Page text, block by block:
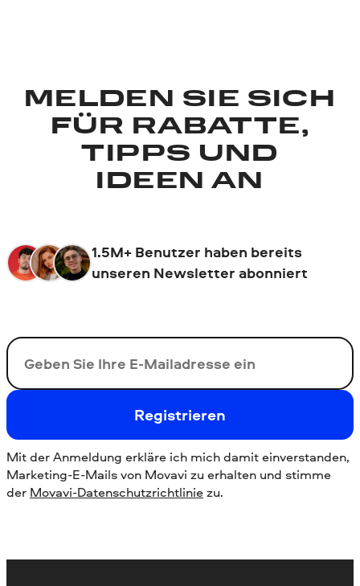
MELDEN SIE SICH
FÜR RABATTE,
TIPPS UND
IDEEN AN
1.5M+ Benutzer haben bereits
unseren Newsletter abonniert
Ihre E-Mail-Addresse
Registrieren
Mit der Anmeldung erkläre ich mich damit einverstanden,
Marketing-E-Mails von Movavi zu erhalten und stimme
der Movavi-Datenschutzrichtliniezu.